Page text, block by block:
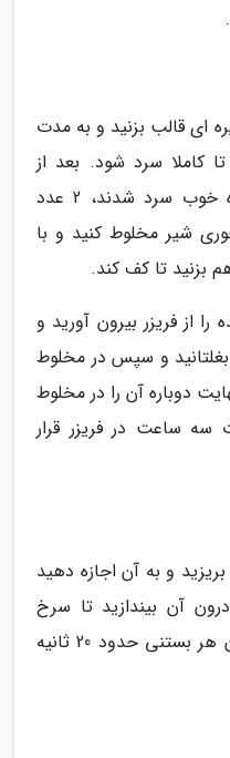
ای قالب بزنید و به مدت
کاملا سرد شود. بعد از
اینکه بستنی های اسکوپ شده خوب سرد شدند، 2 عدد
شیر مخلوط کنید و با
بزنید تا کف کند.
از فریزر بیرون آورید و
و سپس در مخلوط
دوباره آن را در مخلوط
سه ساعت در فریزر قرار
و به آن اجازه دهید
آن بیندازید تا سرخ
شوند. مدت لازم برای سرخ شدن هر بستنی حدود 20 ثانیه